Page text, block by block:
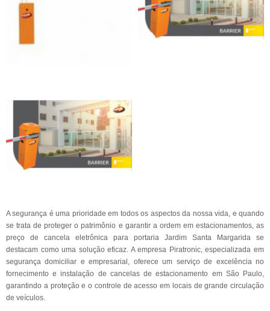
A segurança é uma prioridade em todos os aspectos da nossa vida, e quando
se trata de proteger o patrimônio e garantir a ordem em estacionamentos, as
preço de cancela eletrônica para portaria Jardim Santa Margarida se
destacam como uma solução eficaz. A empresa Piratronic, especializada em
segurança domiciliar e empresarial, oferece um serviço de excelência no
fornecimento e instalação de cancelas de estacionamento em São Paulo,
garantindo a proteção e o controle de acesso em locais de grande circulação
de veículos.